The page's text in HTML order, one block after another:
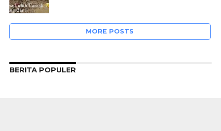
MORE POSTS
BERITA POPULER